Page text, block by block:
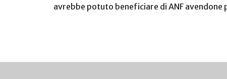
avrebbe potuto beneficiare di ANF